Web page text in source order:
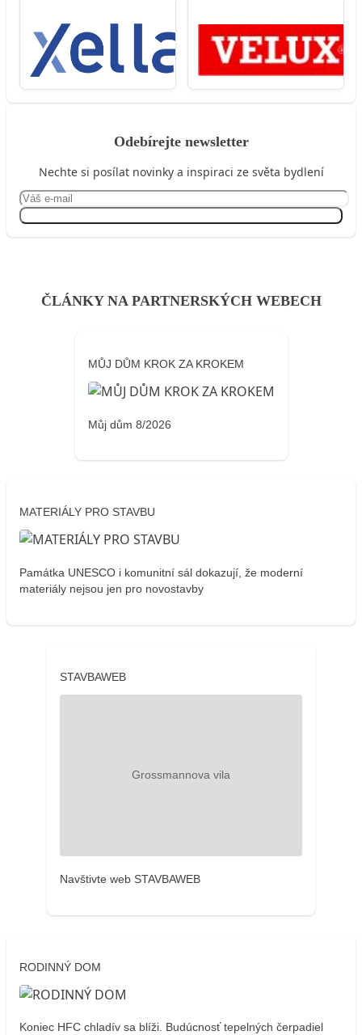
Odebírejte newsletter
Nechte si posílat novinky a inspiraci ze světa bydlení
ČLÁNKY NA PARTNERSKÝCH WEBECH
MŮJ DŮM KROK ZA KROKEM
Můj dům 8/2026
MATERIÁLY PRO STAVBU
Památka UNESCO i komunitní sál dokazují, že moderní
materiály nejsou jen pro novostavby
STAVBAWEB
Navštivte web STAVBAWEB
RODINNÝ DOM
Koniec HFC chladív sa blíži. Budúcnosť tepelných čerpadiel